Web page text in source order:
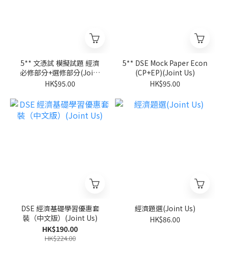
5** 文憑試 模擬試題 經濟
必修部分+選修部分(Joint
Us)
HK$95.00
5** DSE Mock Paper Econ
(CP+EP)(Joint Us)
HK$95.00
DSE 經濟基礎學習優惠套
裝（中文版）(Joint Us)
HK$190.00
HK$224.00
經濟題選(Joint Us)
HK$86.00